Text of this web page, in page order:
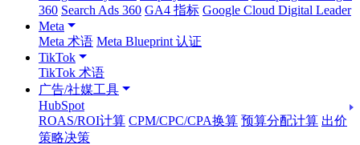
360 Search Ads 360 GA4 指标 Google Cloud Digital Leader
Meta
Meta 术语 Meta Blueprint 认证
TikTok
TikTok 术语
广告/社媒工具
HubSpot
ROAS/ROI计算 CPM/CPC/CPA换算 预算分配计算 出价
策略决策